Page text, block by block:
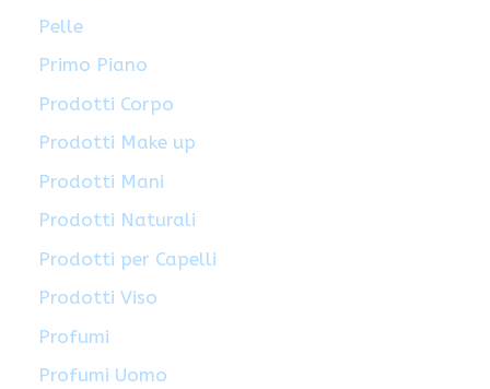
Pelle
Primo Piano
Prodotti Corpo
Prodotti Make up
Prodotti Mani
Prodotti Naturali
Prodotti per Capelli
Prodotti Viso
Profumi
Profumi Uomo